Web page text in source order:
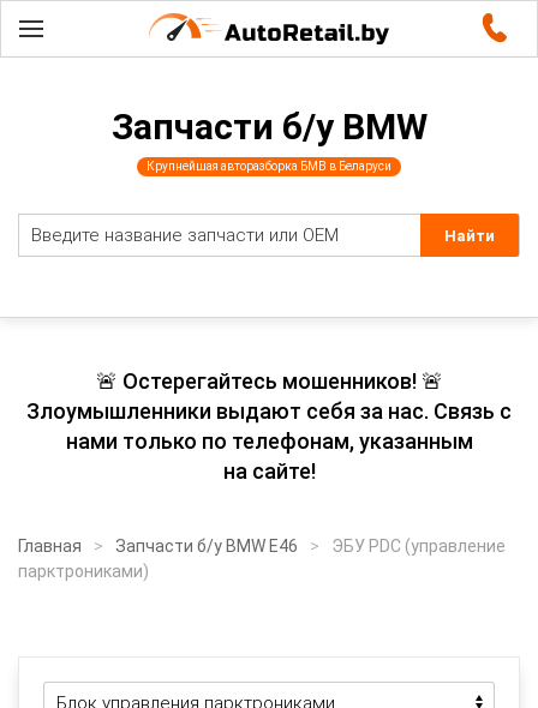
Запчасти б/у BMW
Крупнейшая авторазборка БМВ в Беларуси
🚨 Остерегайтесь мошенников! 🚨
Злоумышленники выдают себя за нас. Связь с
нами только по телефонам, указанным
на сайте!
Главная Запчасти б/у BMW E46
ЭБУ PDC (управление
парктрониками)